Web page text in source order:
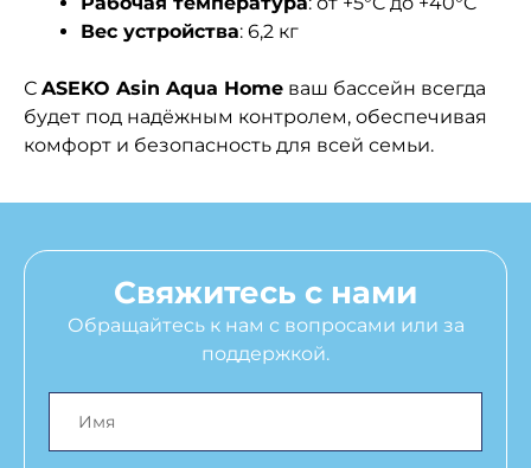
Вес устройства: 6,2 кг
С ASEKO Asin Aqua Home ваш бассейн всегда
будет под надёжным контролем, обеспечивая
комфорт и безопасность для всей семьи.
Свяжитесь с нами
Обращайтесь к нам с вопросами или за
поддержкой.